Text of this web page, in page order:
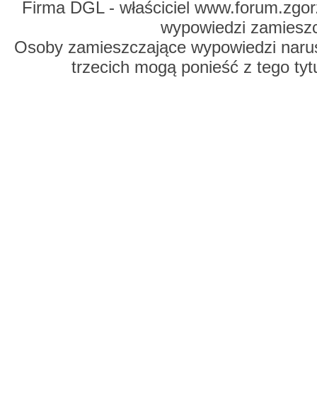
Firma DGL - właściciel
wypowiedzi
Osoby zamieszczające wypowiedzi
trzecich mogą ponieść z tego